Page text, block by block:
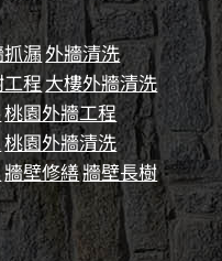
漏 外牆清洗
工程大樓外牆清洗
桃園外牆工程
桃園外牆清洗
牆壁修繕牆壁長樹